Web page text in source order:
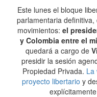
Este lunes el bloque
parlamentaria
movimientos: el
y Colombia entre el
quedará a cargo de
presidir la sesión
Propiedad Privada. La
proyecto libertario y